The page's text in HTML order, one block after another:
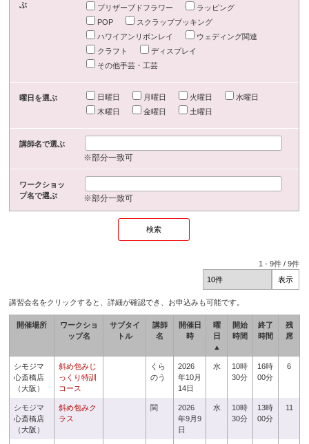
ぶ
プリザーブドフラワー
ラッピング
POP
スクラップブッキング
ハワイアンリボンレイ
ウェディング関連
クラフト
ディスプレイ
その他手芸・工芸
曜日を選ぶ 日曜日 月曜日 火曜日
水曜日
木曜日
金曜日 土曜日
講師名で選ぶ
※部分一致可
ワークショッ
プ名で選ぶ
※部分一致可
1 -9件 /9件
講習会名をクリックすると、詳細が確認でき、お申込みも可能です。
開催場所
ワークショ
ップ名
サブタイ
トル
講師
名
開催日
時
曜
日
▲
開始
時間
終了
時間
残
席
シモジマ
心斎橋店
（大阪）
斜め包みじ
っくり特訓
コース
くら
のう
2026
年10月
14日
水
10時
30分
16時
00分
6
シモジマ
心斎橋店
（大阪）
斜め包みク
ラス
関
2026
年9月9
日
水
10時
30分
13時
00分
11